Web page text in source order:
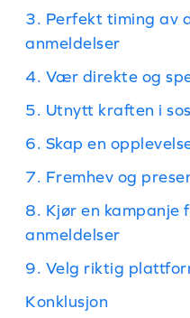
3. Perfekt timing av
anmeldelser
4. Vær direkte og
5. Utnytt kraften i
6. Skap en
7. Fremhev og
8. Kjør en kampanje
anmeldelser
9. Velg riktig
Konklusjon